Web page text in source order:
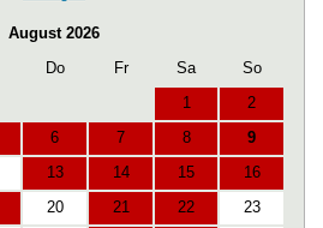
August 2026
Do Fr Sa
So
1
2
6 7 8
9
13 14 15
16
20 21 22
23